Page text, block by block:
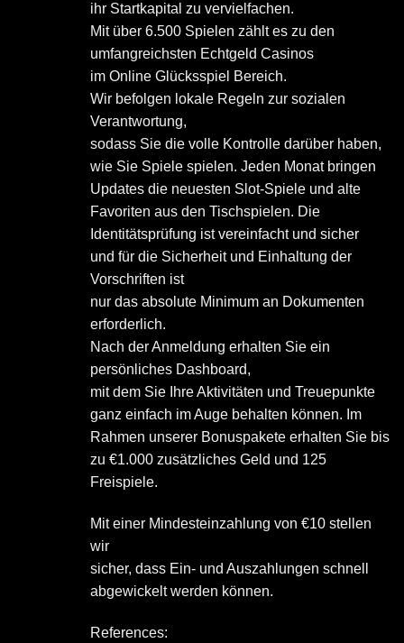
ihr Startkapital zu vervielfachen.
Mit über 6.500 Spielen zählt es zu den
umfangreichsten Echtgeld Casinos
im Online Glücksspiel Bereich.
Wir befolgen lokale Regeln zur sozialen
Verantwortung,
sodass Sie die volle Kontrolle darüber haben,
wie Sie Spiele spielen. Jeden Monat bringen
Updates die neuesten Slot-Spiele und alte
Favoriten aus den Tischspielen. Die
Identitätsprüfung ist vereinfacht und sicher
und für die Sicherheit und Einhaltung der
Vorschriften ist
nur das absolute Minimum an Dokumenten
erforderlich.
Nach der Anmeldung erhalten Sie ein
persönliches Dashboard,
mit dem Sie Ihre Aktivitäten und Treuepunkte
ganz einfach im Auge behalten können. Im
Rahmen unserer Bonuspakete erhalten Sie bis
zu €1.000 zusätzliches Geld und 125
Freispiele.
Mit einer Mindesteinzahlung von €10 stellen
wir
sicher, dass Ein- und Auszahlungen schnell
abgewickelt werden können.
References: